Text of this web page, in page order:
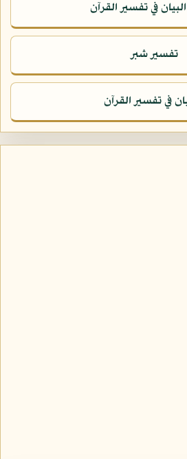
في تفسير القرآن
تفسير شبر
في تفسير القرآن